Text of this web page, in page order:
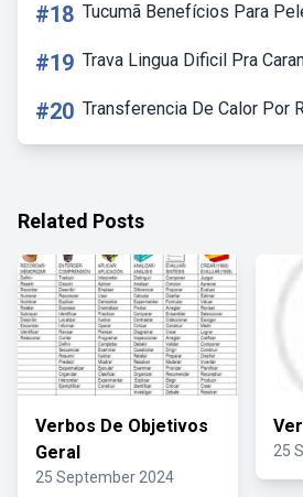
#18 Tucumã Benefícios Para
#19 Trava Lingua Dificil Pra
#20 Transferencia De Calor Por
Related Posts
Verbos De Objetivos
Geral
25 September 2024
25